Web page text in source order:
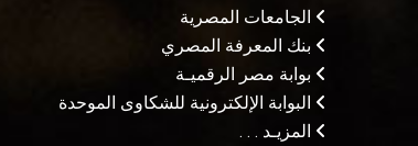
الجامعات المصرية
بنك المعرفة المصري
بوابة مصر الرقميـة
البوابة الإلكترونية للشكاوى الموحدة
المزيـد . . .